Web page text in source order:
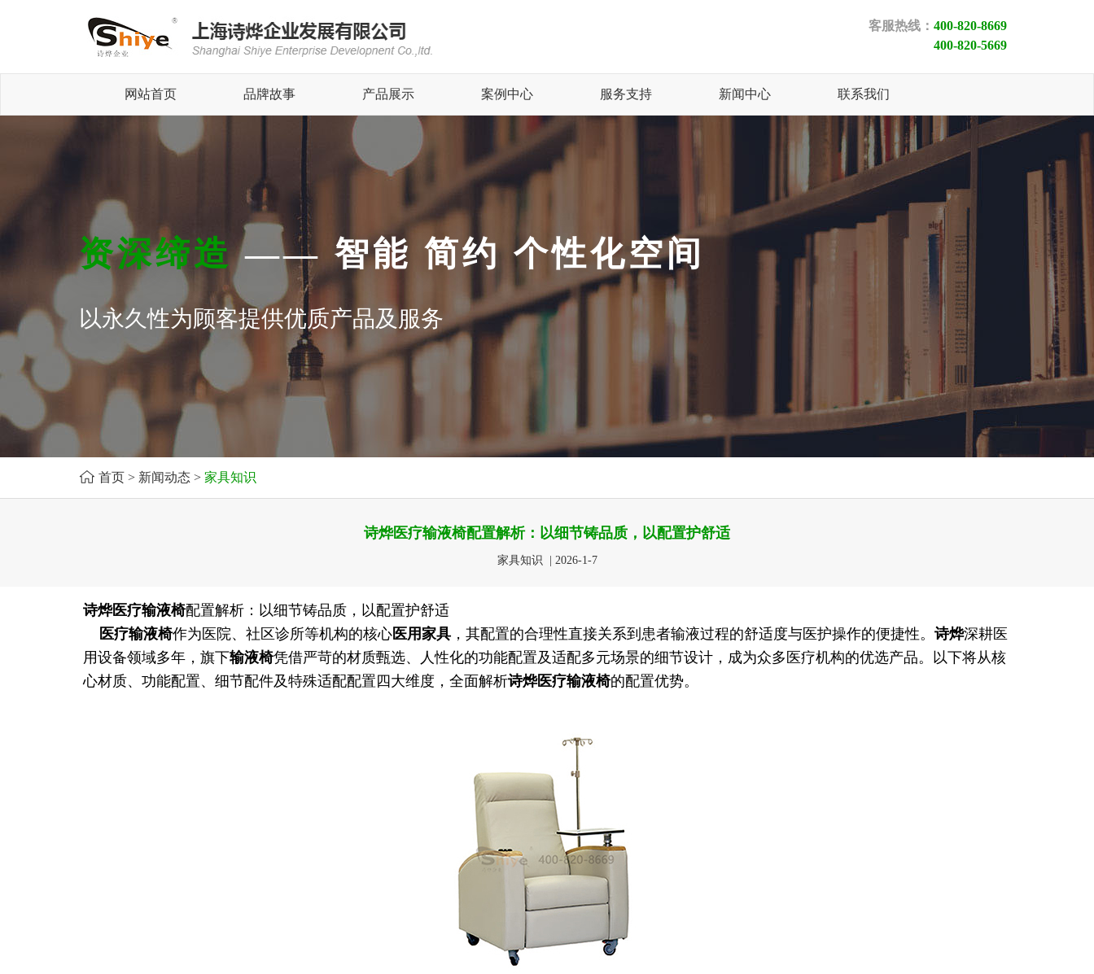
客服热线： 400-820-8669
400-820-5669
网站首页 品牌故事 产品展示 案例中心 服务支持 新闻中心 联系我们
资深缔造—— 智能 简约 个性化空间
以永久性为顾客提供优质产品及服务
首页 > 新闻动态 > 家具知识
诗烨医疗输液椅配置解析：以细节铸品质，以配置护舒适
家具知识 | 2026-1-7
诗烨医疗输液椅配置解析：以细节铸品质，以配置护舒适
医疗输液椅作为医院、社区诊所等机构的核心医用家具 ，其配置的合理性直接关系到患者输液过程的舒适度与医护操作的便捷性。 诗烨深耕医
用设备领域多年，旗下输液椅凭借严苛的材质甄选、人性化的功能配置及适配多元场景的细节设计，成为众多医疗机构的优选产品。以下将从核
心材质、功能配置、细节配件及特殊适配配置四大维度，全面解析诗烨医疗输液椅的配置优势。